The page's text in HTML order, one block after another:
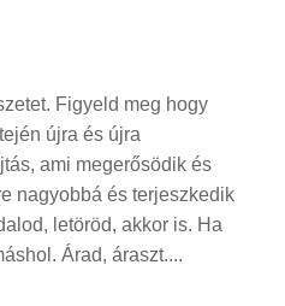
Figyeld meg hogy
újra és újra
ami megerősödik és
nagyobbá és terjeszkedik
letöröd, akkor is. Ha
Árad, áraszt....